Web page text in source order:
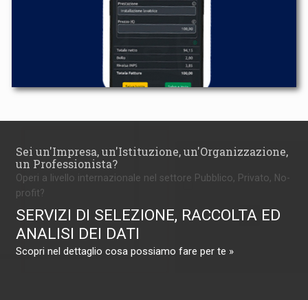
Sei un'Impresa, un'Istituzione, un'Organizzazione,
un Professionista?
Operi a livello internazionale nel settore Pubblico, Privato, No-
profit?
SERVIZI DI SELEZIONE, RACCOLTA ED
ANALISI DEI DATI
Scopri nel dettaglio cosa possiamo fare per te »